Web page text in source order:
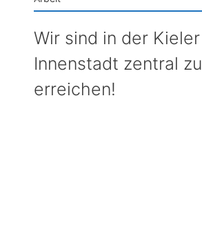
Wir sind in der Kieler
Innenstadt zentral zu
erreichen!